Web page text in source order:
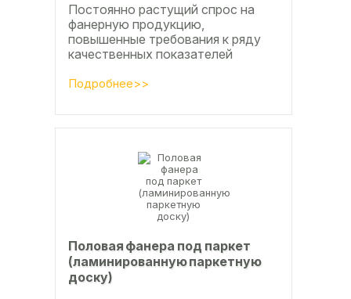
Постоянно растущий спрос на
фанерную продукцию,
повышенные требования к ряду
качественных показателей
совершенствования технологии
Подробнее>>
Половая фанера под паркет
(ламинированную паркетную
доску)